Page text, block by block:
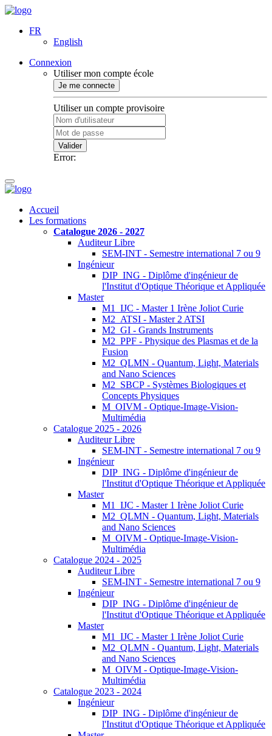
FR
English
Connexion
Utiliser mon compte école
Je me connecte
Utiliser un compte provisoire
Valider
Error:
Accueil
Les formations
Catalogue 2026 - 2027
Auditeur Libre
SEM-INT - Semestre international 7 ou 9
Ingénieur
DIP_ING - Diplôme d'ingénieur de
l'Institut d'Optique Théorique et Appliquée
Master
M1_IJC - Master 1 Irène Joliot Curie
M2_ATSI - Master 2 ATSI
M2_GI - Grands Instruments
M2_PPF - Physique des Plasmas et de la
Fusion
M2_QLMN - Quantum, Light, Materials
and Nano Sciences
M2_SBCP - Systèmes Biologiques et
Concepts Physiques
M_OIVM - Optique-Image-Vision-
Multimédia
Catalogue 2025 - 2026
Auditeur Libre
SEM-INT - Semestre international 7 ou 9
Ingénieur
DIP_ING - Diplôme d'ingénieur de
l'Institut d'Optique Théorique et Appliquée
Master
M1_IJC - Master 1 Irène Joliot Curie
M2_QLMN - Quantum, Light, Materials
and Nano Sciences
M_OIVM - Optique-Image-Vision-
Multimédia
Catalogue 2024 - 2025
Auditeur Libre
SEM-INT - Semestre international 7 ou 9
Ingénieur
DIP_ING - Diplôme d'ingénieur de
l'Institut d'Optique Théorique et Appliquée
Master
M1_IJC - Master 1 Irène Joliot Curie
M2_QLMN - Quantum, Light, Materials
and Nano Sciences
M_OIVM - Optique-Image-Vision-
Multimédia
Catalogue 2023 - 2024
Ingénieur
DIP_ING - Diplôme d'ingénieur de
l'Institut d'Optique Théorique et Appliquée